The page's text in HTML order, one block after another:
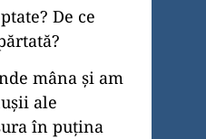
De ce
mâna și am
ale
în puțina